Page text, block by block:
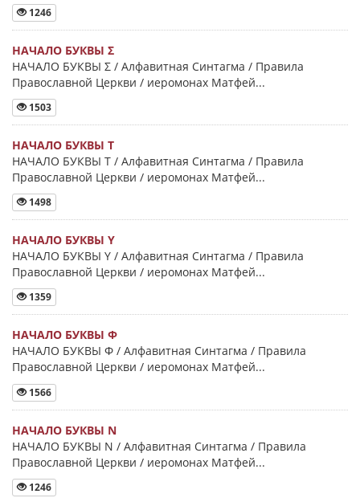
1246
НАЧАЛО БУКВЫ Σ
НАЧАЛО БУКВЫ Σ / Алфавитная Синтагма / Правила
Православной Церкви / иеромонах Матфей...
1503
НАЧАЛО БУКВЫ Τ
НАЧАЛО БУКВЫ Τ / Алфавитная Синтагма / Правила
Православной Церкви / иеромонах Матфей...
1498
НАЧАЛО БУКВЫ Y
НАЧАЛО БУКВЫ Y / Алфавитная Синтагма / Правила
Православной Церкви / иеромонах Матфей...
1359
НАЧАЛО БУКВЫ Φ
НАЧАЛО БУКВЫ Φ / Алфавитная Синтагма / Правила
Православной Церкви / иеромонах Матфей...
1566
НАЧАЛО БУКВЫ Ν
НАЧАЛО БУКВЫ Ν / Алфавитная Синтагма / Правила
Православной Церкви / иеромонах Матфей...
1246